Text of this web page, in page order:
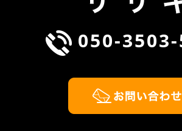
２／１（日）２／８（日）２／１
１５（日）２／２３（日）２／２
日）天皇...
１月の休業日
１／１～１／４ 年始お休み１／
二土曜日１／１１（日）１／１２
050-